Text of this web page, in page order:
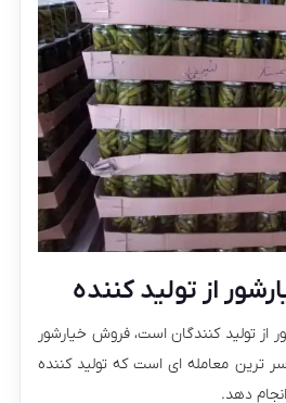
از تولید کننده
از تولید کنندگان است، فروش خیارشور
ترین معامله ای است که تولید کننده
دهد.